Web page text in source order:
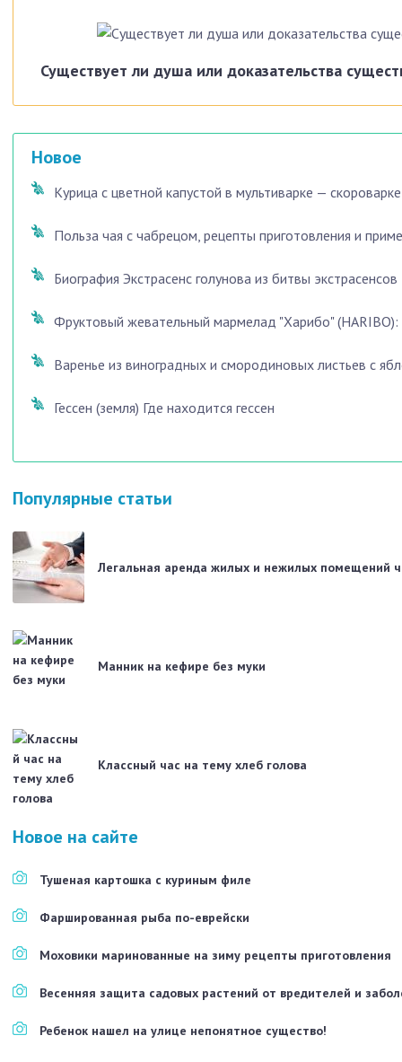
Существует ли душа или доказательства
Новое
Курица с цветной капустой в мультиварке — скороварке
Польза чая с чабрецом, рецепты приготовления и
Биография Экстрасенс голунова из битвы экстрасенсов
Фруктовый жевательный мармелад "Харибо" (HARIBO):
Варенье из виноградных и смородиновых листьев с
Гессен (земля) Где находится гессен
Популярные статьи
Легальная аренда жилых и нежилых помещений
Манник на кефире без муки
Классный час на тему хлеб голова
Новое на сайте
Тушеная картошка с куриным филе
Фаршированная рыба по-еврейски
Моховики маринованные на зиму рецепты приготовления
Весенняя защита садовых растений от вредителей и
Ребенок нашел на улице непонятное существо!